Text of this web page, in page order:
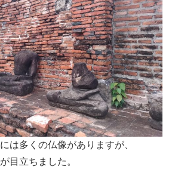
は多くの仏像がありますが、
目立ちました。